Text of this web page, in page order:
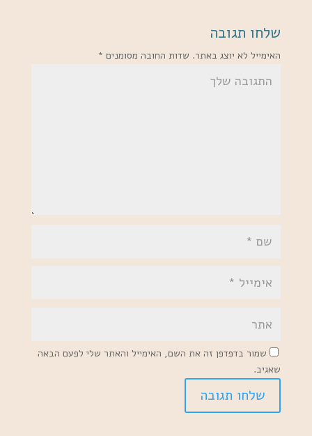
שלחו תגובה
האימייל לא יוצג באתר. שדות החובה מסומנים *
שמור בדפדפן זה את השם, האימייל והאתר שלי לפעם הבאה
שאגיב.